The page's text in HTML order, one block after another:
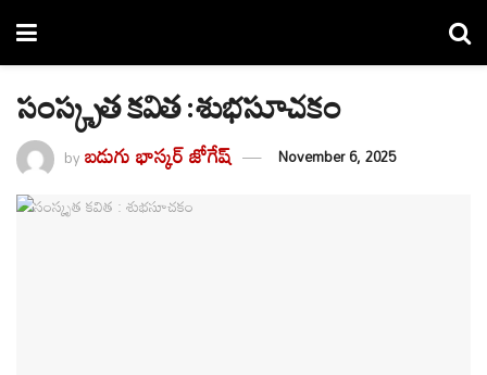
సంస్కృత కవిత : శుభసూచకం
byబడుగు భాస్కర్ జోగేష్ November 6, 2025